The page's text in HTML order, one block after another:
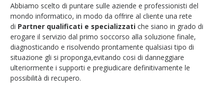
Abbiamo scelto di puntare sulle aziende e professionisti del
mondo informatico, in modo da offrire al cliente una rete
di Partner qualificati e specializzatiche siano in grado di
erogare il servizio dal primo soccorso alla soluzione finale,
diagnosticando e risolvendo prontamente qualsiasi tipo di
situazione gli si proponga,evitando cosi di danneggiare
ulteriormente i supporti e pregiudicare definitivamente le
possibilità di recupero.